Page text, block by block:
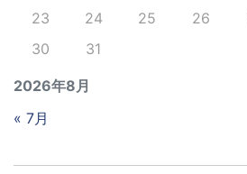
2026年8月
23
24 25 26
30
31
« 7月